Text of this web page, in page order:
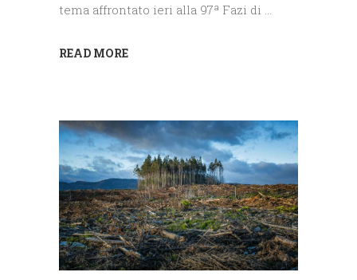
tema affrontato ieri alla 97ª Fazi di
READ MORE